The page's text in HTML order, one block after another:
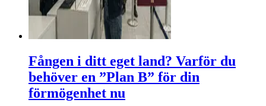
Fången i ditt eget land? Varför du
behöver en ”Plan B” för din
förmögenhet nu